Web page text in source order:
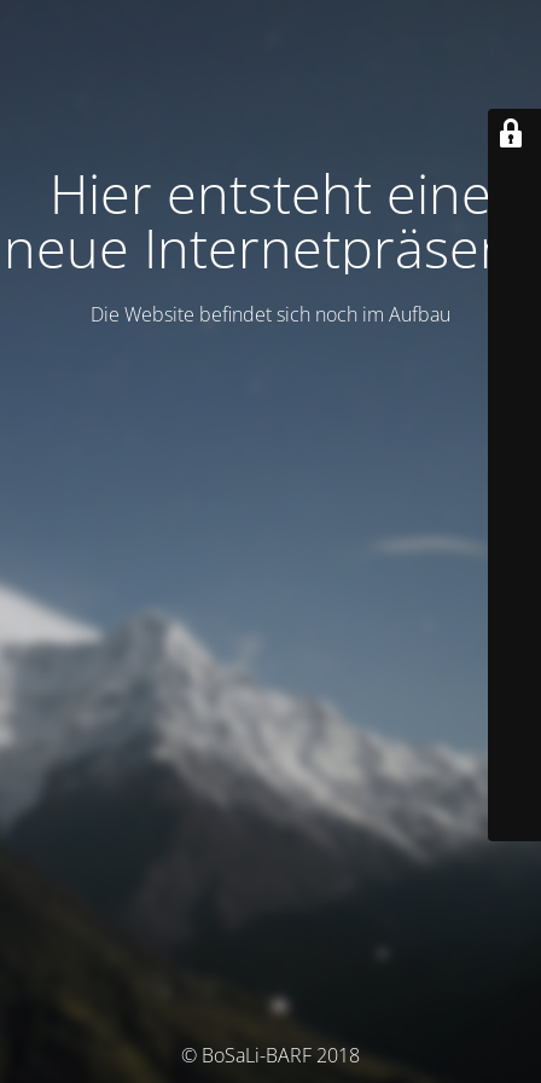
Hier entsteht eine
neue Internetpräsenz
Die Website befindet sich noch im Aufbau
© BoSaLi-BARF 2018